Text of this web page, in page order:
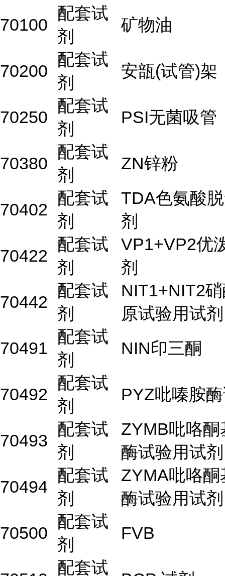
70100
配套试
剂
矿物油
70200
配套试
剂
安瓿(试管)架
70250
配套试
剂
PSI无菌吸管
70380
配套试
剂
ZN锌粉
70402
配套试
剂
TDA色氨酸
剂
70422
配套试
剂
VP1+VP2优
剂
70442
配套试
剂
NIT1+NIT2
原试验用试剂
70491
配套试
剂
NIN印三酮
70492
配套试
剂
PYZ吡嗪胺
70493
配套试
剂
ZYMB吡咯酮
酶试验用试剂
70494
配套试
剂
ZYMA吡咯酮
酶试验用试剂
70500
配套试
剂
FVB
配套试